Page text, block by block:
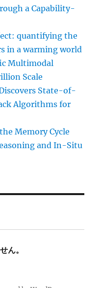
a Capability-
quantifying the
in a warming world
Multimodal
Scale
State-of-
Algorithms for
Memory Cycle
and In-Situ
ん。